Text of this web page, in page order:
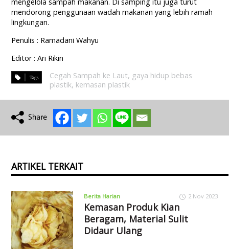
mendorong penggunaan wadah makanan yang lebih ramah
lingkungan.
Penulis : Ramadani Wahyu
Editor : Ari Rikin
Cegah Sampah ke Laut, gaya hidup bebas
plastik, kemasan plastik
ARTIKEL TERKAIT
Berita Harian 2 Nov 2023
Kemasan Produk Kian
Beragam, Material Sulit
Didaur Ulang